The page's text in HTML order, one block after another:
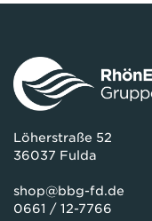
Löherstraße 52
36037 Fulda
shop@bbg-fd.de
0661 / 12-7766